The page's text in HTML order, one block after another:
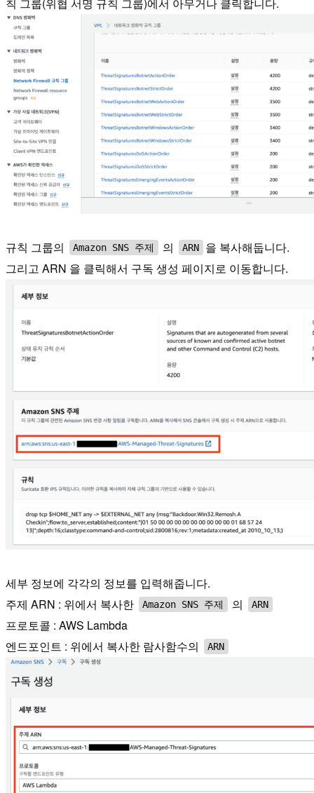
칙 그룹(위협 서명 규칙 그룹)에서 아무거나 클릭합니다.
규칙 그룹의 Amazon SNS 주제 의 ARN
을 복사해둡니다.
그리고 ARN 을 클릭해서 구독 생성 페이지로 이동합니다.
세부 정보에 각각의 정보를 입력해줍니다.
주제 ARN : 위에서 복사한
Amazon SNS 주제 의 ARN
프로토콜 : AWS Lambda
엔드포인트 : 위에서 복사한 람사함수의
ARN